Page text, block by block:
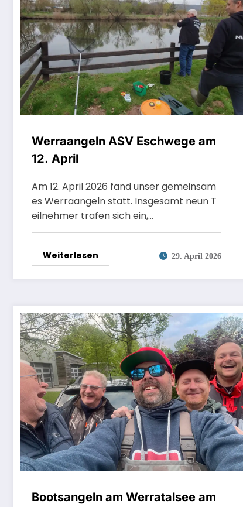
Werraangeln ASV Eschwege am
12. April
Am 12. April 2026 fand unser gemeinsam
es Werraangeln statt. Insgesamt neun T
eilnehmer trafen sich ein,…
Weiterlesen 29. April 2026
Bootsangeln am Werratalsee am